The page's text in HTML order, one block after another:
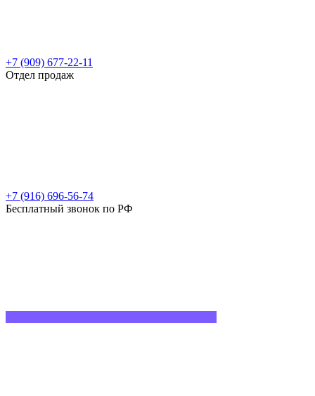
+7 (909) 677-22-11
Отдел продаж
+7 (916) 696-56-74
Бесплатный звонок по РФ